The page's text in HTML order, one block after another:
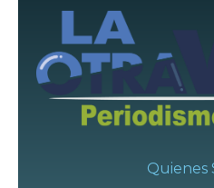
Quienes